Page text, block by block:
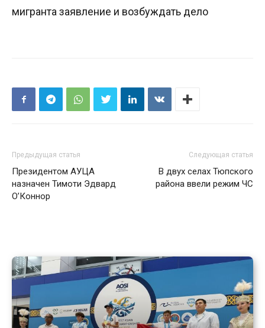
мигранта заявление и возбуждать дело
Предыдущая статья
Президентом АУЦА
назначен Тимоти Эдвард
О’Коннор
Следующая статья
В двух селах Тюпского
района ввели режим ЧС